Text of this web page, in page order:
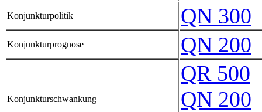
Konjunkturpolitik QN 300
Konjunkturprognose QN 200
Konjunkturschwankung
QR 500
QN 200